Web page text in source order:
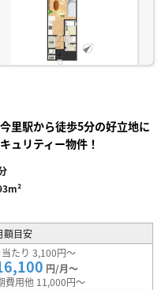
里駅から徒歩5分の好立地に
ュリティー物件！
額目安
たり 3,100円～
円/月～
費用他 11,000円～